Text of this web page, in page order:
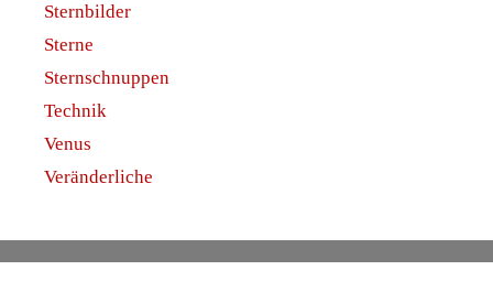
Sternbilder
Sterne
Sternschnuppen
Technik
Venus
Veränderliche